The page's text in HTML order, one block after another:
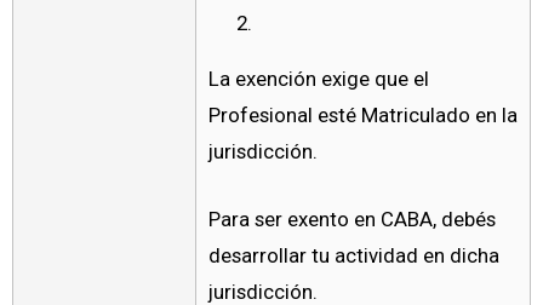
La exención exige que el
Profesional esté Matriculado en la
jurisdicción.
Para ser exento en CABA, debés
desarrollar tu actividad en dicha
jurisdicción.